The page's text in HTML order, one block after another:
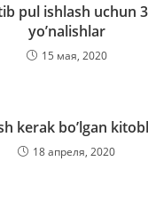
pul ishlash uchun
yoʼnalishlar
15 мая, 2020
kerak bo’lgan
18 апреля, 2020